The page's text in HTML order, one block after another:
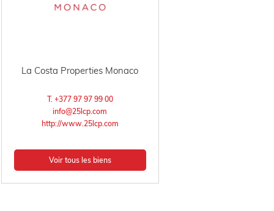
La Costa Properties Monaco
T. +377 97 97 99 00
info@25lcp.com
http://www.25lcp.com
Voir tous les biens